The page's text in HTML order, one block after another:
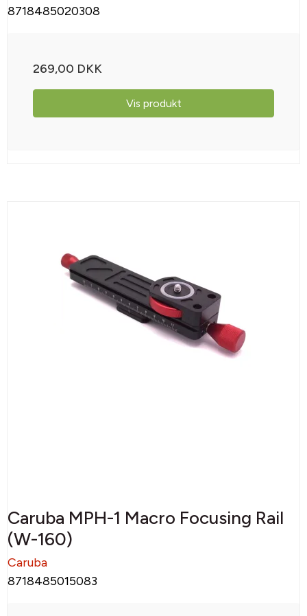
8718485020308
269,00 DKK
Vis produkt
Caruba MPH-1 Macro Focusing Rail
(W-160)
Caruba
8718485015083